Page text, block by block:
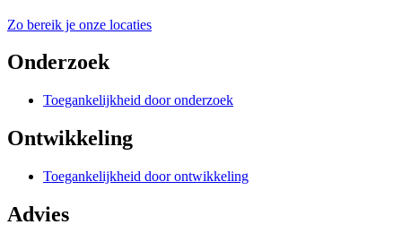
Zo bereik je onze locaties
Onderzoek
Toegankelijkheid door onderzoek
Ontwikkeling
Toegankelijkheid door ontwikkeling
Advies